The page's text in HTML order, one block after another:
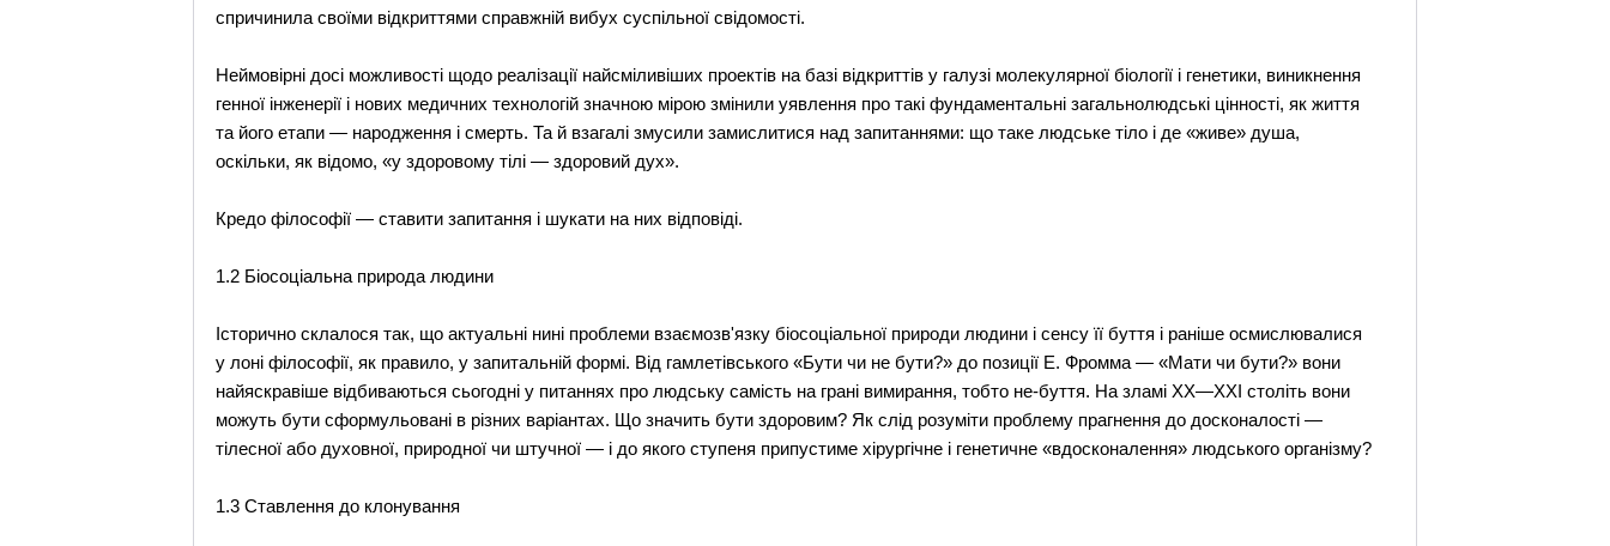
спричинила своїми відкриттями справжній вибух суспільної свідомості.
Неймовірні досі можливості щодо реалізації найсміливіших проектів на базі відкриттів у галузі молекулярної біології і генетики, виникнення
генної інженерії і нових медичних технологій значною мірою змінили уявлення про такі фундаментальні загальнолюдські цінності, як життя
та його етапи — народження і смерть. Та й взагалі змусили замислитися над запитаннями: що таке людське тіло і де «живе» душа,
оскільки, як відомо, «у здоровому тілі — здоровий дух».
Кредо філософії — ставити запитання і шукати на них відповіді.
1.2 Біосоціальна природа людини
Історично склалося так, що актуальні нині проблеми взаємозв'язку біосоціальної природи людини і сенсу її буття і раніше осмислювалися
у лоні філософії, як правило, у запитальній формі. Від гамлетівського «Бути чи не бути?» до позиції Е. Фромма — «Мати чи бути?» вони
найяскравіше відбиваються сьогодні у питаннях про людську самість на грані вимирання, тобто не-буття. На зламі ХХ—ХХІ століть вони
можуть бути сформульовані в різних варіантах. Що значить бути здоровим? Як слід розуміти проблему прагнення до досконалості —
тілесної або духовної, природної чи штучної — і до якого ступеня припустиме хірургічне і генетичне «вдосконалення» людського організму?
1.3 Ставлення до клонування